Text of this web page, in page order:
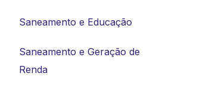
Saneamento e Educação
Saneamento e Geração de
Renda